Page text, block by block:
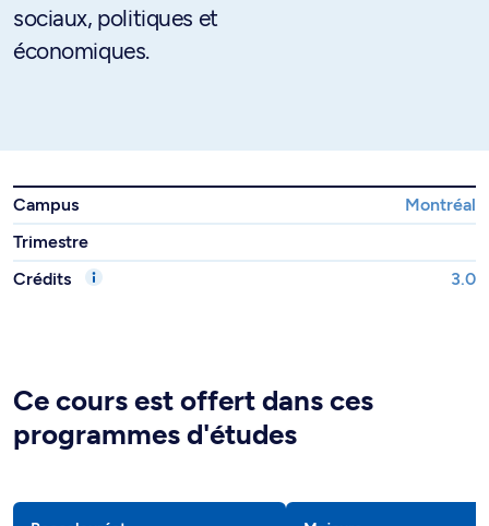
sociaux, politiques et
économiques.
Campus
Montréal
Trimestre
Crédits
3.0
Ce cours est offert dans ces
programmes d'études